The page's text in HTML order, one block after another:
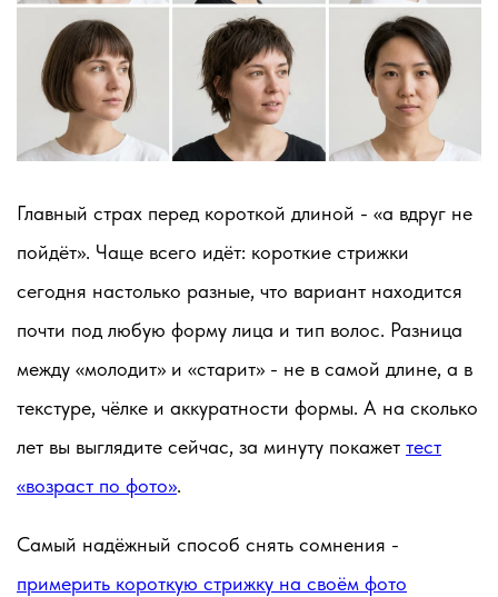
Главный страх перед короткой длиной - «а вдруг не
пойдёт». Чаще всего идёт: короткие стрижки
сегодня настолько разные, что вариант находится
почти под любую форму лица и тип волос. Разница
между «молодит» и «старит» - не в самой длине, а в
текстуре, чёлке и аккуратности формы. А на сколько
лет вы выглядите сейчас, за минуту покажет тест
«возраст по фото».
Самый надёжный способ снять сомнения -
примерить короткую стрижку на своём фото